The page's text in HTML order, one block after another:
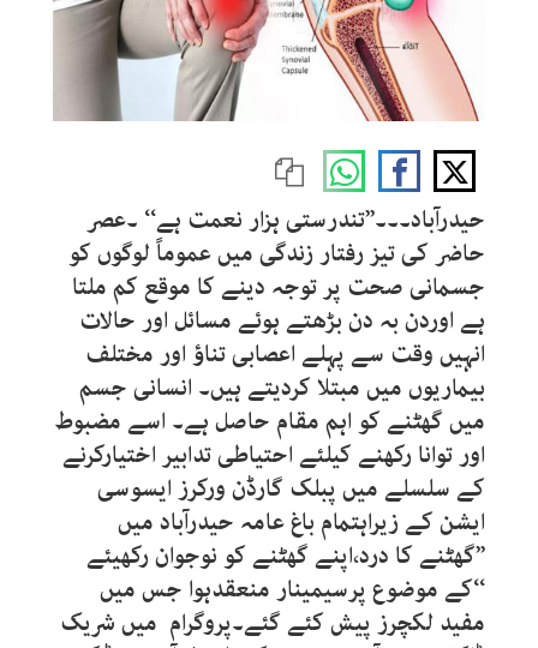
حیدرآباد۔۔۔’’تندرستی ہزار نعمت ہے‘‘ ۔عصر
حاضر کی تیز رفتار زندگی میں عموماً لوگوں کو
جسمانی صحت پر توجہ دینے کا موقع کم ملتا
ہے اوردن بہ دن بڑھتے ہوئے مسائل اور حالات
انہیں وقت سے پہلے اعصابی تناؤ اور مختلف
بیماریوں میں مبتلا کردیتے ہیں۔ انسانی جسم
میں گھٹنے کو اہم مقام حاصل ہے۔ اسے مضبوط
اور توانا رکھنے کیلئے احتیاطی تدابیر اختیارکرنے
کے سلسلے میں پبلک گارڈن ورکرز ایسوسی
ایشن کے زیراہتمام باغ عامہ حیدرآباد میں
’’گھٹنے کا درد،اپنے گھٹنے کو نوجوان رکھیئے
‘‘کے موضوع پرسیمینار منعقدہوا جس میں
مفید لکچرز پیش کئے گئے۔پروگرام میں شریک